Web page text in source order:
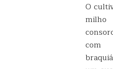
O
milho
com